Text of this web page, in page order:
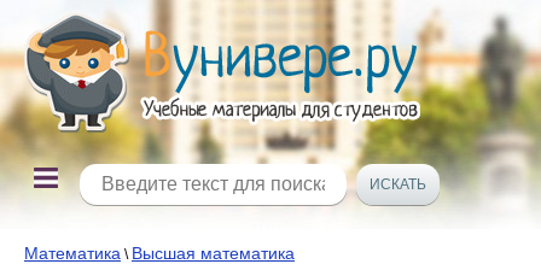
Математика \ Высшая математика